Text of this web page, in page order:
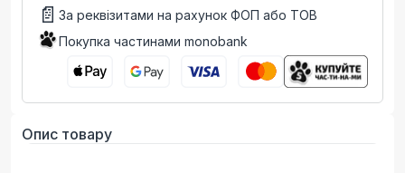
📄 За реквізитами на рахунок ФОП або ТОВ
Покупка частинами monobank
Опис товару